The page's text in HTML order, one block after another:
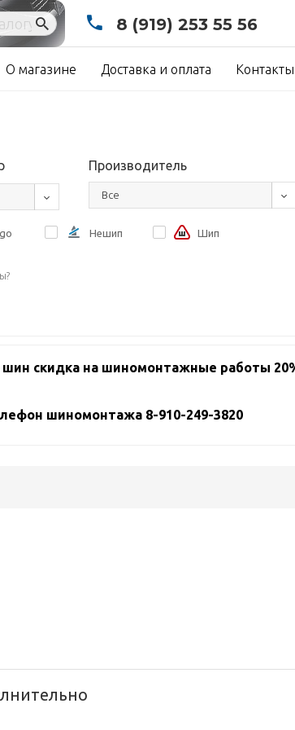
8 (919) 253 55 56
О магазине Доставка и оплата Контакты
Производитель
Все
Нешип Шип
шин скидка на шиномонтажные работы
шиномонтажа 8-910-249-3820